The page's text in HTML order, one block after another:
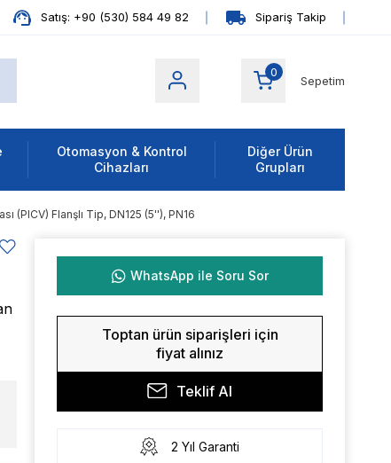
Satış: +90 (530) 584 49 82 Sipariş Takip
Sepetim
0
Otomasyon & Kontrol
Cihazları
Diğer Ürün
Grupları
(PICV) Flanşlı Tip, DN125 (5''), PN16
WhatsApp ile Soru Sor
Toptan ürün siparişleri için
fiyat alınız
Teklif Al
2 Yıl Garanti